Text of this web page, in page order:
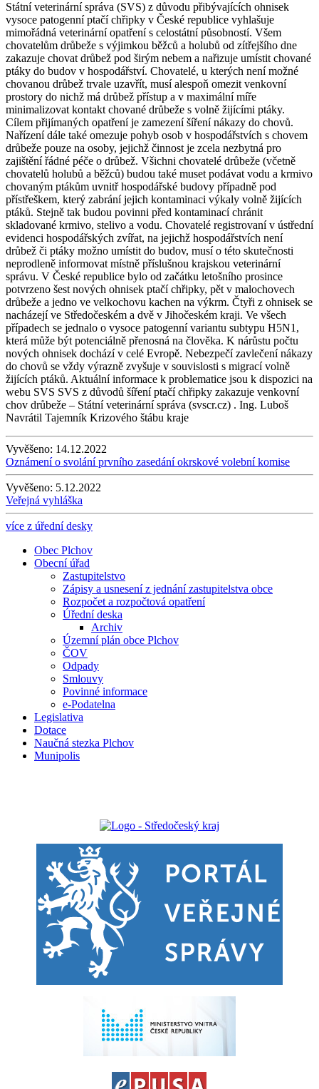
Státní veterinární správa (SVS) z důvodu přibývajících ohnisek
vysoce patogenní ptačí chřipky v České republice vyhlašuje
mimořádná veterinární opatření s celostátní působností. Všem
chovatelům drůbeže s výjimkou běžců a holubů od zítřejšího dne
zakazuje chovat drůbež pod širým nebem a nařizuje umístit chované
ptáky do budov v hospodářství. Chovatelé, u kterých není možné
chovanou drůbež trvale uzavřít, musí alespoň omezit venkovní
prostory do nichž má drůbež přístup a v maximální míře
minimalizovat kontakt chované drůbeže s volně žijícími ptáky.
Cílem přijímaných opatření je zamezení šíření nákazy do chovů.
Nařízení dále také omezuje pohyb osob v hospodářstvích s chovem
drůbeže pouze na osoby, jejichž činnost je zcela nezbytná pro
zajištění řádné péče o drůbež. Všichni chovatelé drůbeže (včetně
chovatelů holubů a běžců) budou také muset podávat vodu a krmivo
chovaným ptákům uvnitř hospodářské budovy případně pod
přístřeškem, který zabrání jejich kontaminaci výkaly volně žijících
ptáků. Stejně tak budou povinni před kontaminací chránit
skladované krmivo, stelivo a vodu. Chovatelé registrovaní v ústřední
evidenci hospodářských zvířat, na jejichž hospodářstvích není
drůbež či ptáky možno umístit do budov, musí o této skutečnosti
neprodleně informovat místně příslušnou krajskou veterinární
správu. V České republice bylo od začátku letošního prosince
potvrzeno šest nových ohnisek ptačí chřipky, pět v malochovech
drůbeže a jedno ve velkochovu kachen na výkrm. Čtyři z ohnisek se
nacházejí ve Středočeském a dvě v Jihočeském kraji. Ve všech
případech se jednalo o vysoce patogenní variantu subtypu H5N1,
která může být potenciálně přenosná na člověka. K nárůstu počtu
nových ohnisek dochází v celé Evropě. Nebezpečí zavlečení nákazy
do chovů se vždy výrazně zvyšuje v souvislosti s migrací volně
žijících ptáků. Aktuální informace k problematice jsou k dispozici na
webu SVS SVS z důvodů šíření ptačí chřipky zakazuje venkovní
chov drůbeže – Státní veterinární správa (svscr.cz) . Ing. Luboš
Navrátil Tajemník Krizového štábu kraje
Vyvěšeno: 14.12.2022
Oznámení o svolání prvního zasedání okrskové volební komise
Vyvěšeno: 5.12.2022
Veřejná vyhláška
více z úřední desky
Obec Plchov
Obecní úřad
Zastupitelstvo
Zápisy a usnesení z jednání zastupitelstva obce
Rozpočet a rozpočtová opatření
Úřední deska
Archiv
Územní plán obce Plchov
ČOV
Odpady
Smlouvy
Povinné informace
e-Podatelna
Legislativa
Dotace
Naučná stezka Plchov
Munipolis